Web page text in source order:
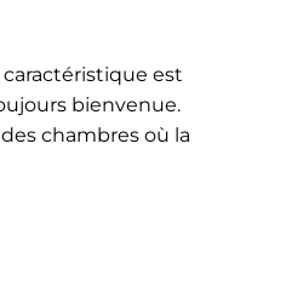
est
bienvenue.
chambres où la